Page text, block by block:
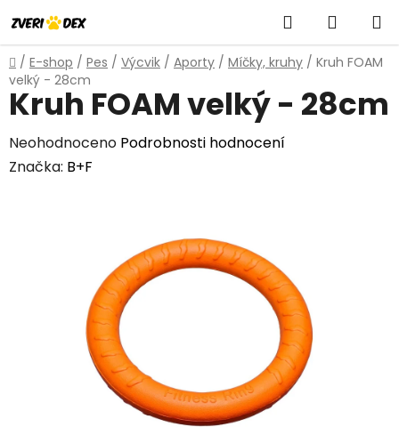
na
obsah
Hledat
KOŠÍK
Domů
/ E-shop / Pes / Výcvik / Aporty / Míčky, kruhy / Kruh FOAM
velký - 28cm
Kruh FOAM velký - 28cm
Průměrné
hodnocení
Neohodnoceno Podrobnosti hodnocení
Značka: B+F